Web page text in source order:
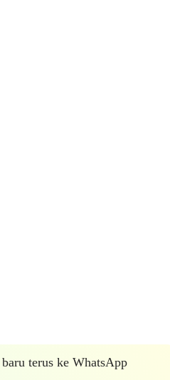
terus ke WhatsApp